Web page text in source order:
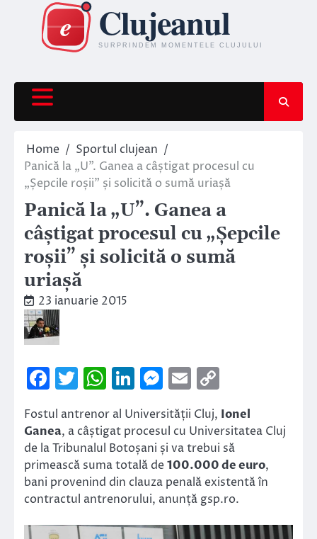
content
Home
Sportul clujean
Panică la „U”. Ganea a câștigat procesul cu
„Șepcile roșii” și solicită o sumă uriașă
Panică la „U”. Ganea a
câștigat procesul cu „Șepcile
roșii” și solicită o sumă
uriașă
23 ianuarie 2015
Facebook
Twitter
WhatsApp
LinkedIn
Messenger
Email
Link
Fostul antrenor al Universității Cluj, Ionel
Ganea, a câștigat procesul cu Universitatea Cluj
de la Tribunalul Botoșani și va trebui să
primească suma totală de100.000 de euro,
bani provenind din clauza penală existentă în
contractul antrenorului, anunță gsp.ro.